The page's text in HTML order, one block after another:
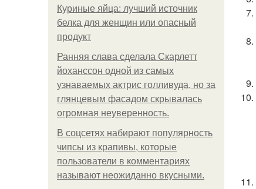
Куриные яйца: лучший источник
белка для женщин или опасный
продукт
Ранняя слава сделала Скарлетт
йоханссон одной из самых
узнаваемых актрис голливуда, но за
глянцевым фасадом скрывалась
огромная неуверенность.
В соцсетях набирают популярность
чипсы из крапивы, которые
пользователи в комментариях
называют неожиданно вкусными.